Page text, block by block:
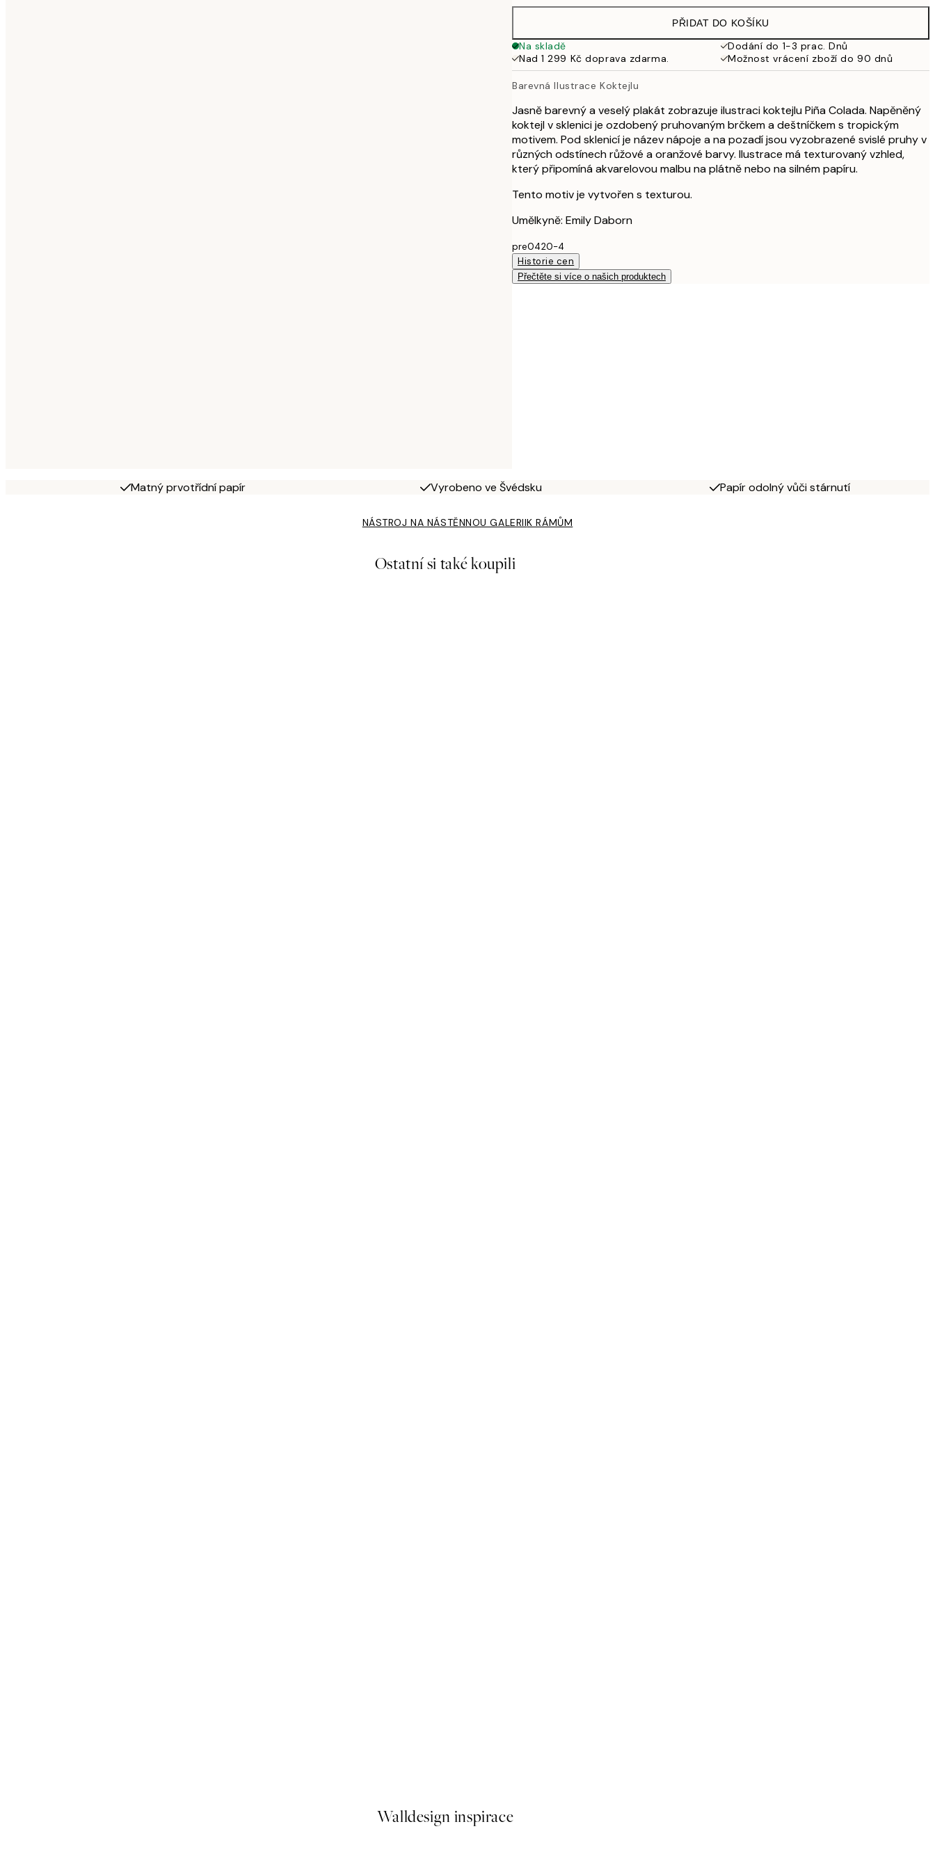
598 Kč
979 Kč
PŘIDAT DO KOŠÍKU
Na skladě
Dodání do 1-3 prac. Dnů
Nad 1 299 Kč doprava zdarma.
Možnost vrácení zboží do 90 dnů
Barevná Ilustrace Koktejlu
Jasně barevný a veselý plakát zobrazuje ilustraci koktejlu Piña Colada. Napěněný
koktejl v sklenici je ozdobený pruhovaným brčkem a deštníčkem s tropickým
motivem. Pod sklenicí je název nápoje a na pozadí jsou vyzobrazené svislé pruhy v
různých odstínech růžové a oranžové barvy. Ilustrace má texturovaný vzhled,
který připomíná akvarelovou malbu na plátně nebo na silném papíru.
Tento motiv je vytvořen s texturou.
Umělkyně: Emily Daborn
pre0420-4
Historie cen
Přečtěte si více o našich produktech
Matný prvotřídní papír Vyrobeno ve Švédsku Papír odolný vůči stárnutí
NÁSTROJ NA NÁSTĚNNOU GALERIIK RÁMŮM
Ostatní si také koupili
Walldesign inspirace